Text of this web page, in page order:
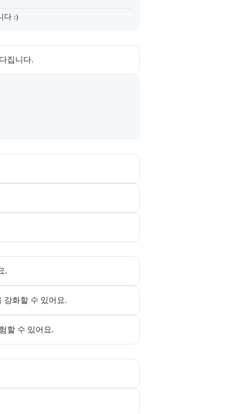
다 :)
내한다.
집니다.
추천 대상을 펼칠 수 있다.
체 목표를 펼칠 수 있다.
.
강화할 수 있어요.
할 수 있어요.